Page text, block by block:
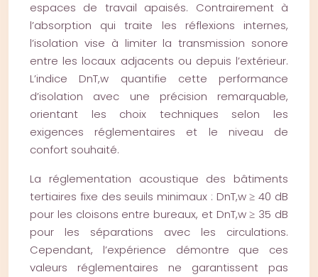
espaces de travail apaisés. Contrairement à
l’absorption qui traite les réflexions internes,
l’isolation vise à limiter la transmission sonore
entre les locaux adjacents ou depuis l’extérieur.
L’indice DnT,w quantifie cette performance
d’isolation avec une précision remarquable,
orientant les choix techniques selon les
exigences réglementaires et le niveau de
confort souhaité.
La réglementation acoustique des bâtiments
tertiaires fixe des seuils minimaux : DnT,w ≥ 40 dB
pour les cloisons entre bureaux, et DnT,w ≥ 35 dB
pour les séparations avec les circulations.
Cependant, l’expérience démontre que ces
valeurs réglementaires ne garantissent pas